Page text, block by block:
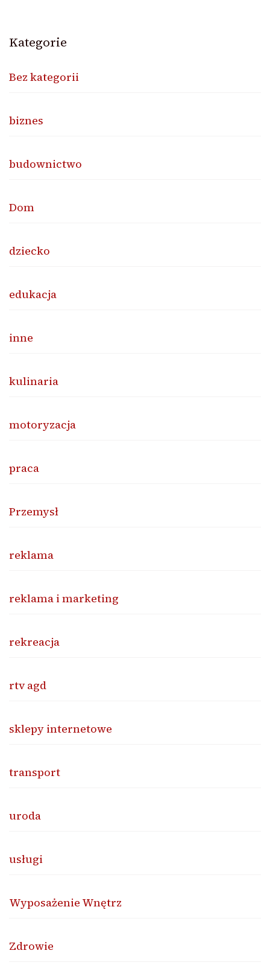
Kategorie
Bez kategorii
biznes
budownictwo
Dom
dziecko
edukacja
inne
kulinaria
motoryzacja
praca
Przemysł
reklama
reklama i marketing
rekreacja
rtv agd
sklepy internetowe
transport
uroda
usługi
Wyposażenie Wnętrz
Zdrowie